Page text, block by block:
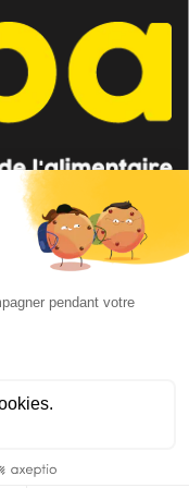
CONTACTEZ-NOUS
par mail